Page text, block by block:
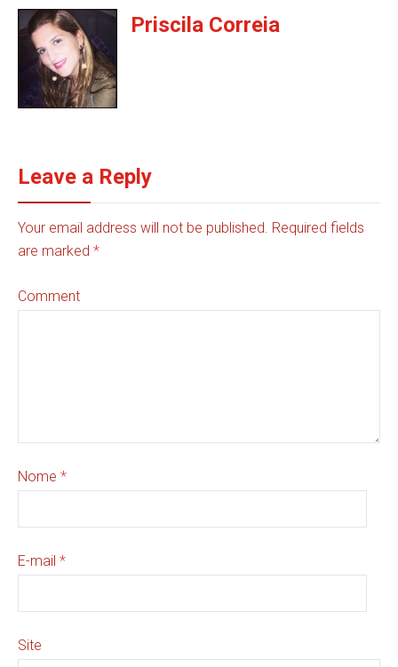
Priscila Correia
Leave a Reply
Your email address will not be published. Required fields
are marked *
Comment
Nome *
E-mail *
Site